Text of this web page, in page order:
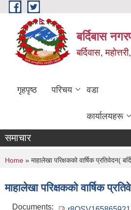
Skip to main content
बर्दिबास
बर्दिवास,
गृहपृष्ठ परिचय वडा
कार्यालयहरू
समाचार
You are here
Home » माहालेखा परिक्षकको वार्षिक प्रतिवेदन(
माहालेखा परिक्षकको वार्षिक
Documents: